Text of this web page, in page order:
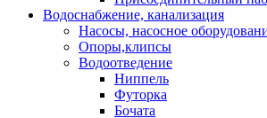
Водоснабжение, канализация
Насосы, насосное
Опоры,клипсы
Водоотведение
Ниппель
Футорка
Бочата